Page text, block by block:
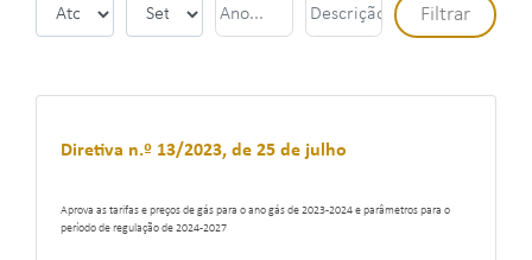
Diretiva n.º 13/2023, de 25 de julho
Aprova as tarifas e preços de gás para o ano gás de 2023-2024 e parâmetros para o
período de regulação de 2024-2027